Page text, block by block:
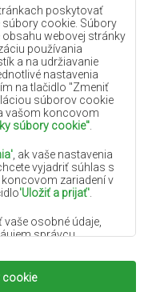
poskytovať
súbory cookie. Súbory
webovej stránky
používania
a na udržiavanie
nastavenia
na tlačidlo "Zmeniť
súborov cookie
vašom koncovom
súbory cookie"
, ak vaše nastavenia
vyjadriť súhlas s
zariadení v
'Uložiť a prijať'
osobné údaje,
správcu
služieb na našej
správcu osobných
cookieVšetky práva